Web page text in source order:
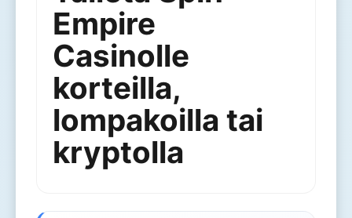
Empire
Casinolle
korteilla,
lompakoilla tai
kryptolla